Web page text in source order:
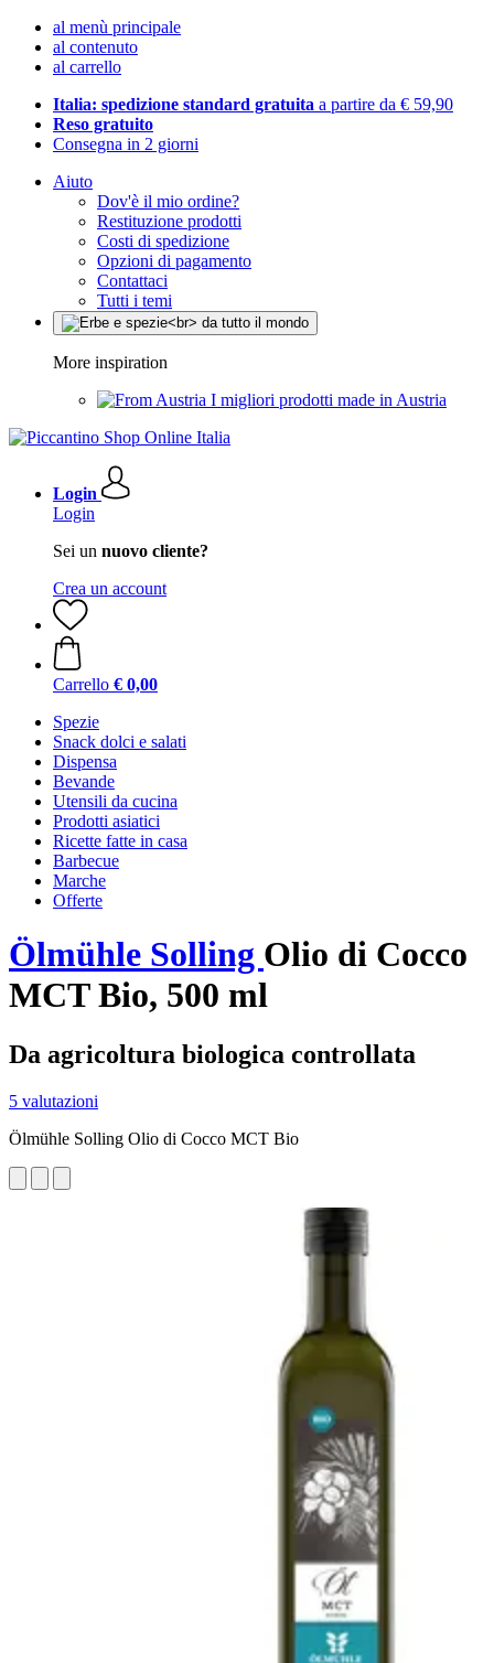
al menù principale
al contenuto
al carrello
Italia: spedizione standard gratuita a partire da € 59,90
Reso gratuito
Consegna in 2 giorni
Aiuto
Dov'è il mio ordine?
Restituzione prodotti
Costi di spedizione
Opzioni di pagamento
Contattaci
Tutti i temi
More inspiration
I migliori prodotti made in Austria
Login
Login
Sei un nuovo cliente?
Crea un account
Carrello € 0,00
Spezie
Snack dolci e salati
Dispensa
Bevande
Utensili da cucina
Prodotti asiatici
Ricette fatte in casa
Barbecue
Marche
Offerte
Ölmühle Solling Olio di Cocco
MCT Bio, 500 ml
Da agricoltura biologica controllata
5 valutazioni
Ölmühle Solling Olio di Cocco MCT Bio